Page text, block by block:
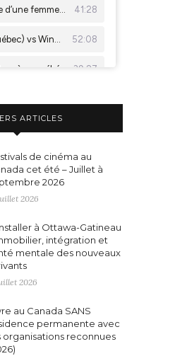
ARTICLES
de cinéma au
cet été – Juillet à
2026
2026
à Ottawa-Gatineau
intégration et
mentale des nouveaux
2026
au Canada SANS
permanente avec
organisations reconnues